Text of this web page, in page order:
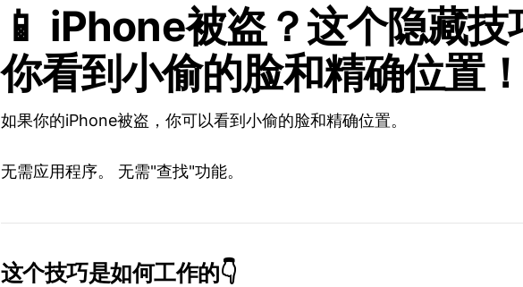
📱 iPhone被盗？这个隐藏技
你看到小偷的脸和精确位置！
如果你的iPhone被盗，你可以看到小偷的脸和精确位置。
无需应用程序。 无需"查找"功能。
这个技巧是如何工作的👇